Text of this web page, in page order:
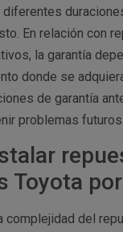
En relación con
la garantía
donde se
de garantía
problemas futuros.
Toyota
complejidad del